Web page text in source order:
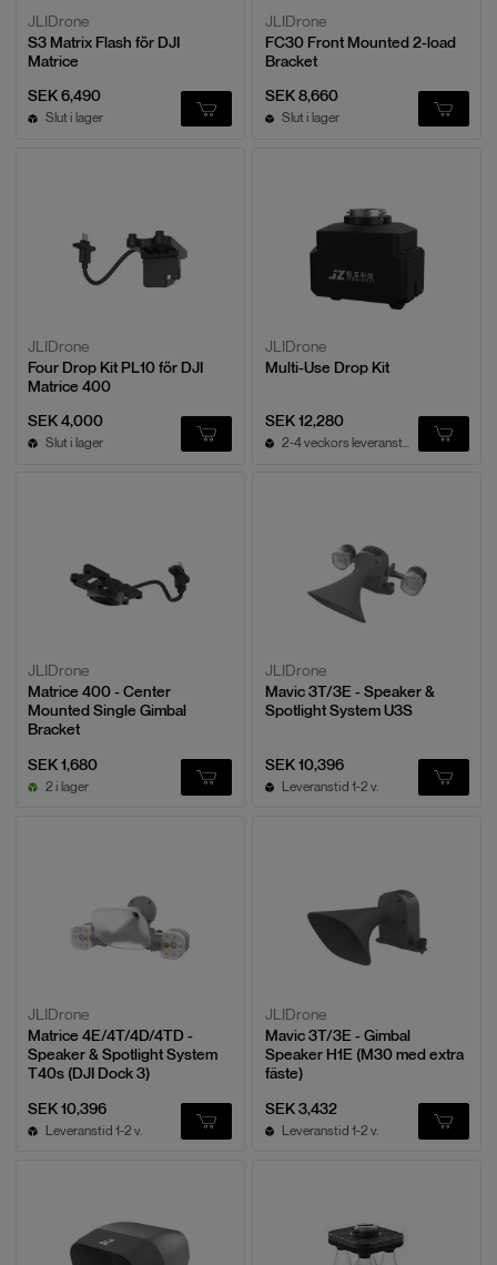
JLIDrone
S3 Matrix Flash för DJI
Matrice
SEK 6,490
Slut i lager
JLIDrone
FC30 Front Mounted 2-load
Bracket
SEK 8,660
Slut i lager
JLIDrone
Four Drop Kit PL10 för DJI
Matrice 400
SEK 4,000
Slut i lager
JLIDrone
Multi-Use Drop Kit
SEK 12,280
2-4 veckors leveranstid
JLIDrone
Matrice 400 - Center
Mounted Single Gimbal
Bracket
SEK 1,680
2 i lager
JLIDrone
Mavic 3T/3E - Speaker &
Spotlight System U3S
SEK 10,396
Leveranstid 1-2 v.
JLIDrone
Matrice 4E/4T/4D/4TD -
Speaker & Spotlight System
T40s (DJI Dock 3)
SEK 10,396
Leveranstid 1-2 v.
JLIDrone
Mavic 3T/3E - Gimbal
Speaker H1E (M30 med extra
fäste)
SEK 3,432
Leveranstid 1-2 v.